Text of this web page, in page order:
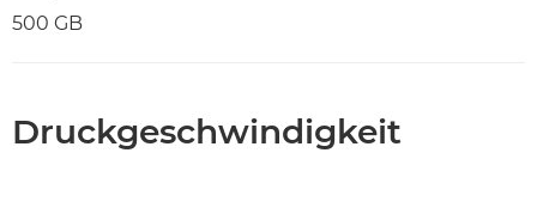
500 GB
Druckgeschwindigkeit